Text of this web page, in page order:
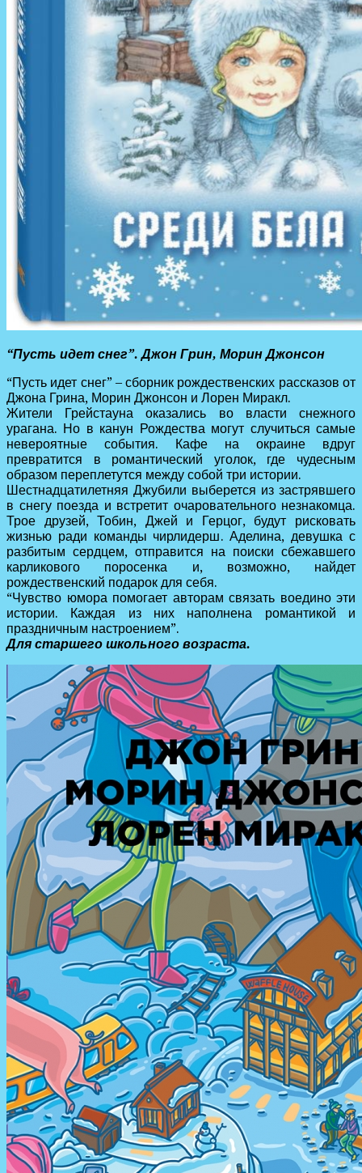
“Пусть идет снег”. Джон Грин, Морин Джонсон
“Пусть идет снег” – сборник рождественских рассказов от
Джона Грина, Морин Джонсон и Лорен Миракл.
Жители Грейстауна оказались во власти снежного
урагана. Но в канун Рождества могут случиться самые
невероятные события. Кафе на окраине вдруг
превратится в романтический уголок, где чудесным
образом переплетутся между собой три истории.
Шестнадцатилетняя Джубили выберется из застрявшего
в снегу поезда и встретит очаровательного незнакомца.
Трое друзей, Тобин, Джей и Герцог, будут рисковать
жизнью ради команды чирлидерш. Аделина, девушка с
разбитым сердцем, отправится на поиски сбежавшего
карликового поросенка и, возможно, найдет
рождественский подарок для себя.
“Чувство юмора помогает авторам связать воедино эти
истории. Каждая из них наполнена романтикой и
праздничным настроением”.
Для старшего школьного возраста.